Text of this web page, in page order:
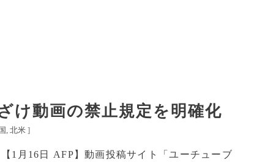
け動画の禁止規定を明確化
北米 ]
【1月16日 AFP】動画投稿サイト「ユーチューブ